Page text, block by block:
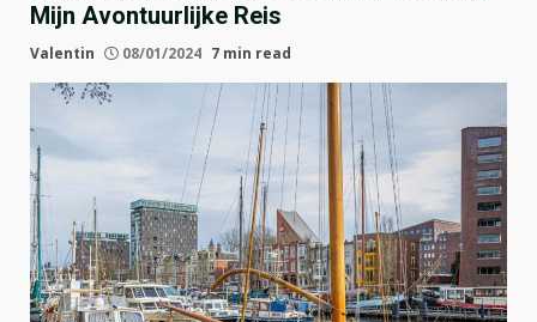
Mijn Avontuurlijke Reis
Valentin 08/01/2024 7 min read